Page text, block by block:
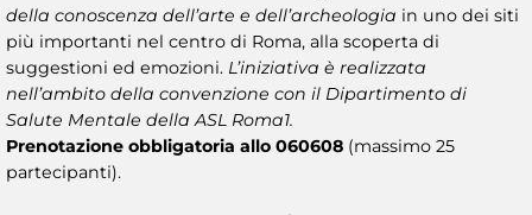
della conoscenza dell’arte e dell’archeologia in uno dei siti
più importanti nel centro di Roma, alla scoperta di
suggestioni ed emozioni. L’iniziativa è realizzata
nell’ambito della convenzione con il Dipartimento di
Salute Mentale della ASL Roma1.
Prenotazione obbligatoria allo 060608 (massimo 25
partecipanti).